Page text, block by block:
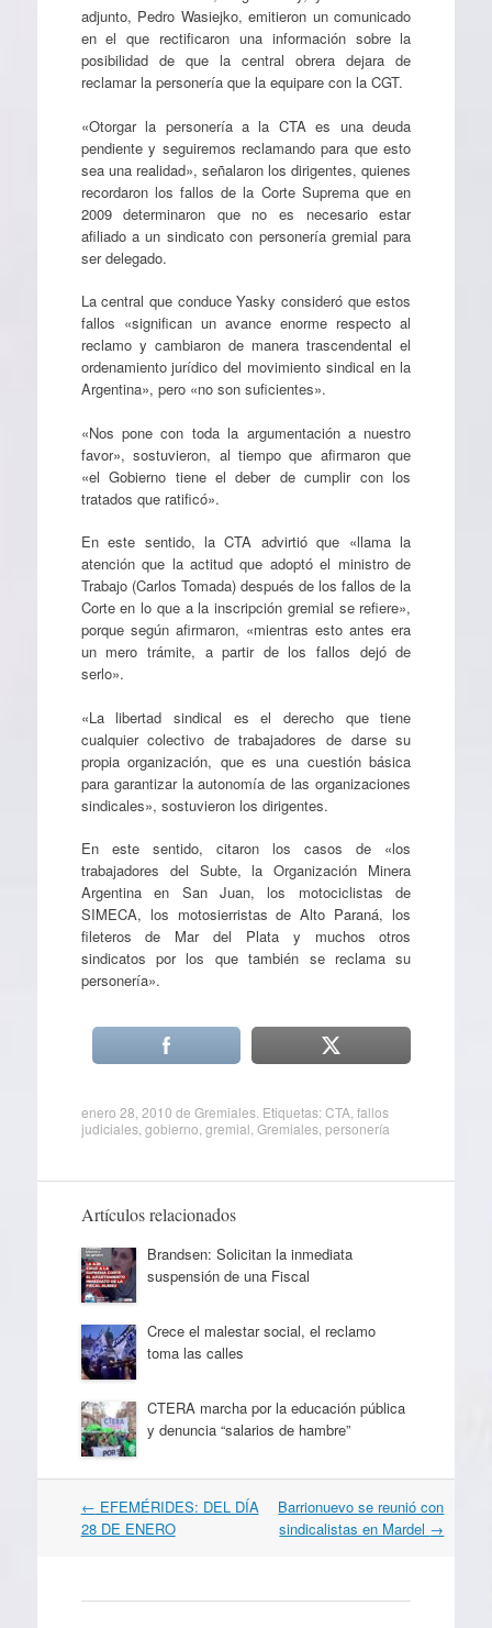
adjunto, Pedro Wasiejko, emitieron un comunicado
en el que rectificaron una información sobre la
posibilidad de que la central obrera dejara de
reclamar la personería que la equipare con la CGT.
«Otorgar la personería a la CTA es una deuda
pendiente y seguiremos reclamando para que esto
sea una realidad», señalaron los dirigentes, quienes
recordaron los fallos de la Corte Suprema que en
2009 determinaron que no es necesario estar
afiliado a un sindicato con personería gremial para
ser delegado.
La central que conduce Yasky consideró que estos
fallos «significan un avance enorme respecto al
reclamo y cambiaron de manera trascendental el
ordenamiento jurídico del movimiento sindical en la
Argentina», pero «no son suficientes».
«Nos pone con toda la argumentación a nuestro
favor», sostuvieron, al tiempo que afirmaron que
«el Gobierno tiene el deber de cumplir con los
tratados que ratificó».
En este sentido, la CTA advirtió que «llama la
atención que la actitud que adoptó el ministro de
Trabajo (Carlos Tomada) después de los fallos de la
Corte en lo que a la inscripción gremial se refiere»,
porque según afirmaron, «mientras esto antes era
un mero trámite, a partir de los fallos dejó de
serlo».
«La libertad sindical es el derecho que tiene
cualquier colectivo de trabajadores de darse su
propia organización, que es una cuestión básica
para garantizar la autonomía de las organizaciones
sindicales», sostuvieron los dirigentes.
En este sentido, citaron los casos de «los
trabajadores del Subte, la Organización Minera
Argentina en San Juan, los motociclistas de
SIMECA, los motosierristas de Alto Paraná, los
fileteros de Mar del Plata y muchos otros
sindicatos por los que también se reclama su
personería».
enero 28, 2010 de Gremiales. Etiquetas:CTA, fallos
judiciales, gobierno gremial Gremiales, personería
Artículos relacionados
Brandsen: Solicitan la inmediata
suspensión de una Fiscal
Crece el malestar social, el reclamo
toma las calles
CTERA marcha por la educación pública
y denuncia “salarios de hambre”
Navegación
por
← EFEMÉRIDES: DEL DÍA
28 DE ENERO
Barrionuevo se reunió con
sindicalistas en Mardel →